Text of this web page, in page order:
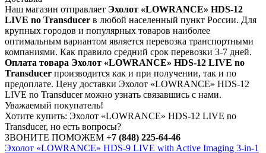
Наш магазин отправляет Эхолот «LOWRANCE» HDS-12
LIVE no Transducer в любой населенный пункт России. Для
крупных городов и популярных товаров наиболее
оптимальным вариантом является перевозка транспортными
компаниями. Как правило средний срок перевозки 3-7 дней.
Оплата товара Эхолот «LOWRANCE» HDS-12 LIVE no
Transducer производится как и при получении, так и по
предоплате. Цену доставки Эхолот «LOWRANCE» HDS-12
LIVE no Transducer можно узнать связавшись с нами.
Уважаемый покупатель!
Хотите купить: Эхолот «LOWRANCE» HDS-12 LIVE no
Transducer, но есть вопросы?
ЗВОНИТЕ ПОМОЖЕМ +7 (848) 225-64-46
Эхолот «LOWRANCE» HDS-9 LIVE with Active Imaging 3-in-1